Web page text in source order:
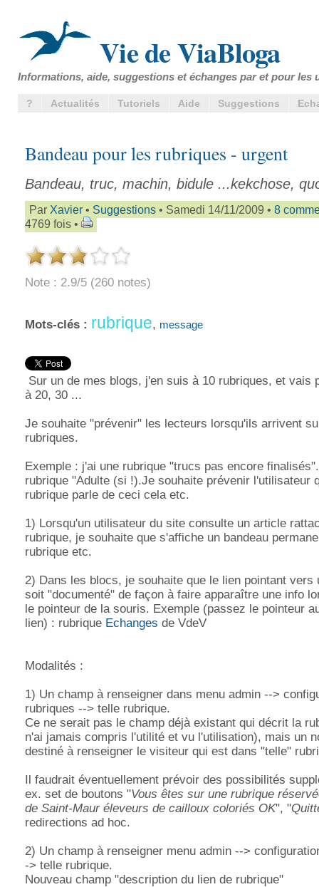
Vie de ViaBloga
Informations, aide, suggestions et échanges par et pour les
? Actualités Tutoriels Aide Suggestions
Bandeau pour les rubriques - urgent
Bandeau, truc, machin, bidule ...kekchose,
Par Xavier • Suggestions • Samedi 14/11/2009 • 8
4769 fois •
Note : 2.9/5 (260 notes)
Mots-clés : rubrique, message
Sur un de mes blogs, j'en suis à 10 rubriques, et vais
à 20, 30 ...
Je souhaite "prévenir" les lecteurs lorsqu'ils arrivent
rubriques.
Exemple : j'ai une rubrique "trucs pas encore
rubrique "Adulte (si !).Je souhaite prévenir l'utilisateur
rubrique parle de ceci cela etc.
1) Lorsqu'un utilisateur du site consulte un article
rubrique, je souhaite que s'affiche un bandeau
rubrique etc.
2) Dans les blocs, je souhaite que le lien pointant vers
soit "documenté" de façon à faire apparaître une info
le pointeur de la souris. Exemple (passez le pointeur
lien) : rubrique Echanges de VdeV
Modalités :
1) Un champ à renseigner dans menu admin -->
rubriques --> telle rubrique.
Ce ne serait pas le champ déjà existant qui décrit la
n'ai jamais compris l'utilité et vu l'utilisation), mais un
destiné à renseigner le visiteur qui est dans "telle"
Il faudrait éventuellement prévoir des possibilités
ex. set de boutons "Vous êtes sur une rubrique
de Saint-Maur éleveurs de cailloux coloriés OK", "
redirections ad hoc.
2) Un champ à renseigner menu admin -->
-> telle rubrique.
Nouveau champ "description du lien de rubrique"